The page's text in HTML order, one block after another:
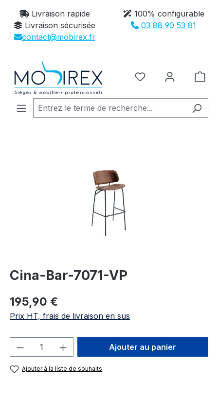
Passer au contenu principal
Livraison rapide
100% configurable
Livraison sécurisée
03 88 90 53 81
contact@mobirex.fr
Vous avez 0 Le
Cina-Bar-7071-VP
Prix régulier :
195,90 €
Prix HT, frais de livraison en sus
Quantité de produit : Entrez la
Ajouter au panier
Ajouter à la liste de souhaits